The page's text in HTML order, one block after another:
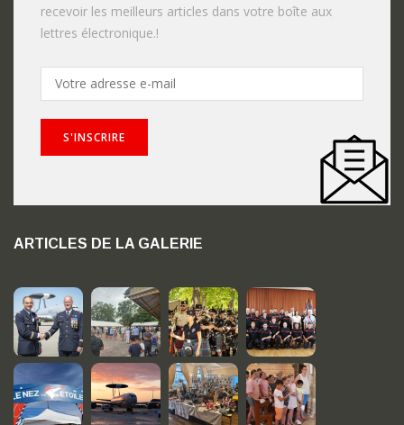
recevoir les meilleurs articles dans votre boîte aux
lettres électronique.!
ARTICLES DE LA GALERIE